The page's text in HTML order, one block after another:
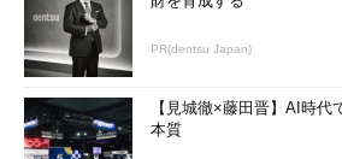
PR(dentsu Japan)
【見城徹×藤田晋】AI時
本質